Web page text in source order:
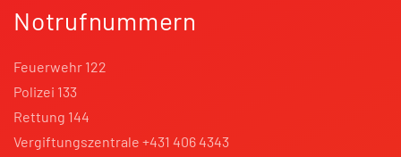
Notrufnummern
Feuerwehr 122
Polizei 133
Rettung 144
Vergiftungszentrale +431 406 4343